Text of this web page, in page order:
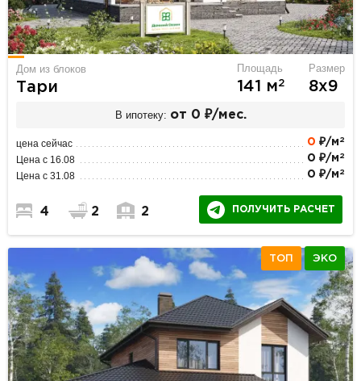
Дом из блоков
Тари
Площадь
141 м2
Размер
8х9
В ипотеку: от 0 ₽/мес.
цена сейчас 0 ₽/м 2
Цена с 16.08 0 ₽/м 2
Цена с 31.08 0 ₽/м 2
4 2 2 ПОЛУЧИТЬ РАСЧЕТ
ТОП ЭКО